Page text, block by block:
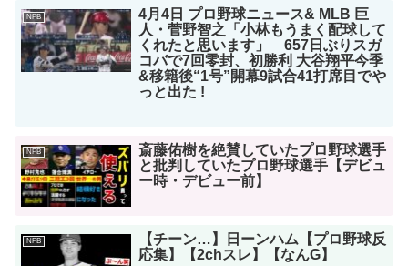
NPB
4月4日 プロ野球ニュース& MLB 巨
人・菅野智之「小林もうまく配球して
くれたと思います」 657日ぶりスガ
コバで7回零封、初勝利 大谷翔平今季
&移籍後“1号”開幕9試合41打席目でや
っと出た !
NPB
斎藤佑樹を絶賛していたプロ野球選手
と批判していたプロ野球選手【デビュ
ー時・デビュー前】
NPB
【チーン…】日ーンハム【プロ野球反
応集】【2chスレ】【なんG】